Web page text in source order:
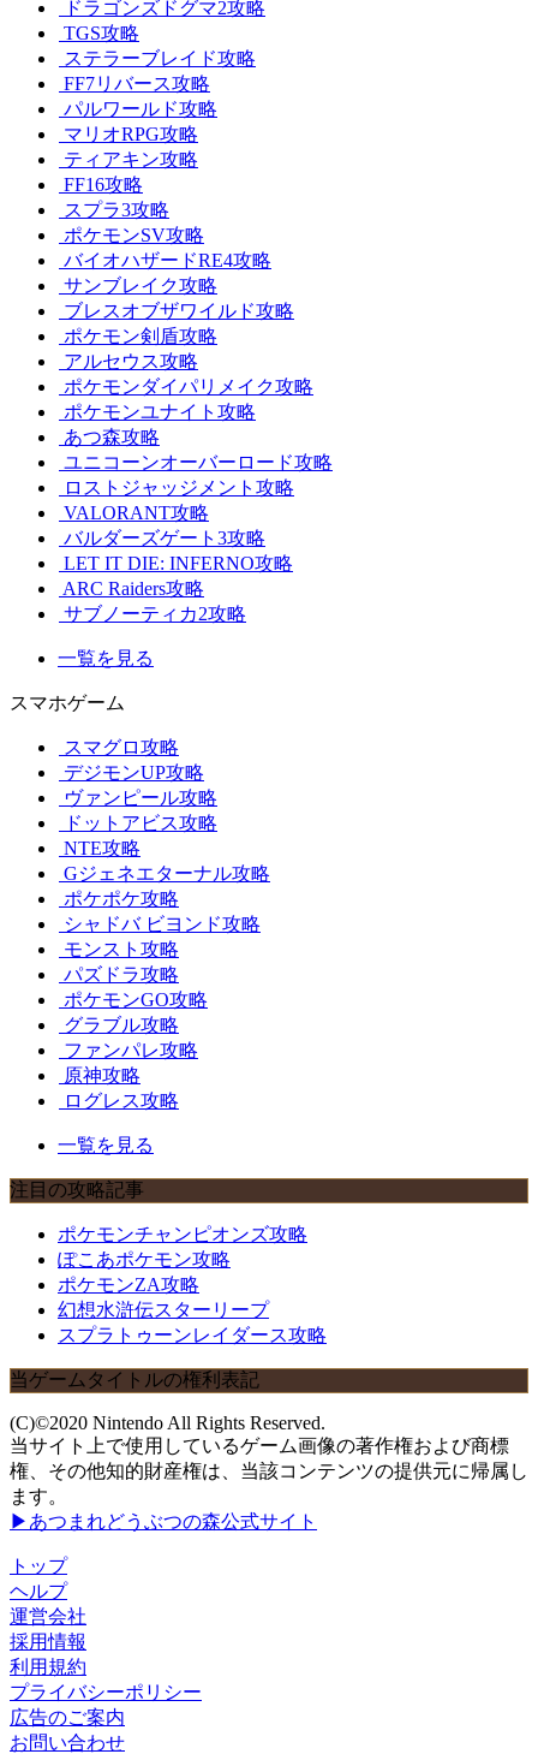
ドラゴンズドグマ2攻略
TGS攻略
ステラーブレイド攻略
FF7リバース攻略
パルワールド攻略
マリオRPG攻略
ティアキン攻略
FF16攻略
スプラ3攻略
ポケモンSV攻略
バイオハザードRE4攻略
サンブレイク攻略
ブレスオブザワイルド攻略
ポケモン剣盾攻略
アルセウス攻略
ポケモンダイパリメイク攻略
ポケモンユナイト攻略
あつ森攻略
ユニコーンオーバーロード攻略
ロストジャッジメント攻略
VALORANT攻略
バルダーズゲート3攻略
LET IT DIE: INFERNO攻略
ARC Raiders攻略
サブノーティカ2攻略
一覧を見る
スマホゲーム
スマグロ攻略
デジモンUP攻略
ヴァンピール攻略
ドットアビス攻略
NTE攻略
Gジェネエターナル攻略
ポケポケ攻略
シャドバ ビヨンド攻略
モンスト攻略
パズドラ攻略
ポケモンGO攻略
グラブル攻略
ファンパレ攻略
原神攻略
ログレス攻略
一覧を見る
注目の攻略記事
ポケモンチャンピオンズ攻略
ぽこあポケモン攻略
ポケモンZA攻略
幻想水滸伝スターリープ
スプラトゥーンレイダース攻略
当ゲームタイトルの権利表記
(C)©2020 Nintendo All Rights Reserved.
当サイト上で使用しているゲーム画像の著作権および商標
権、その他知的財産権は、当該コンテンツの提供元に帰属し
ます。
▶あつまれどうぶつの森公式サイト
トップ
ヘルプ
運営会社
採用情報
利用規約
プライバシーポリシー
広告のご案内
お問い合わせ